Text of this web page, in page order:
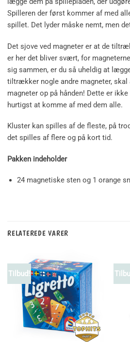
Spilleren der først kommer af med
spillet. Det lyder måske nemt, men
Det sjove ved magneter er at de
er her det bliver svært, for
sig sammen, er du så uheldig at
tiltrækker nogle andre magneter, skal
magneter op på hånden! Dette er
hurtigst at komme af med dem alle.
Kluster kan spilles af de fleste, på
det spilles af flere og på kort tid.
Pakken indeholder
24 magnetiske sten og 1 orange
RELATEREDE VARER
Tilbud!